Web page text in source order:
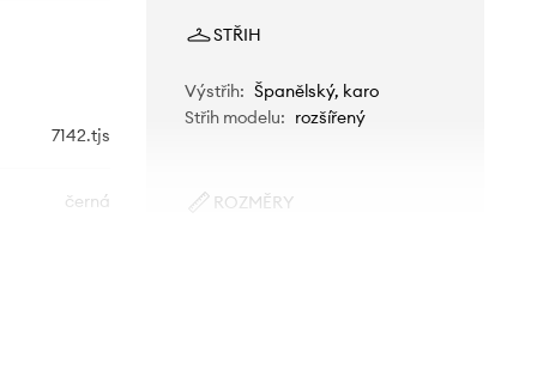
7142.tjs
černá
STŘIH
Výstřih: Španělský, karo
Střih modelu: rozšířený
ROZMĚRY